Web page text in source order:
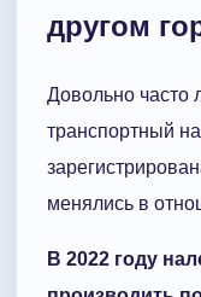
другом
Довольно часто
транспортный
менялись в
В 2022 году